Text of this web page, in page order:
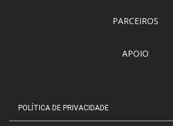
PARCEIROS
APOIO
POLÍTICA DE PRIVACIDADE